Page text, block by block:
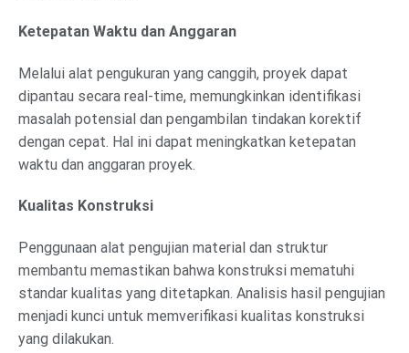
Ketepatan Waktu dan Anggaran
Melalui alat pengukuran yang canggih, proyek dapat
dipantau secara real-time, memungkinkan identifikasi
masalah potensial dan pengambilan tindakan korektif
dengan cepat. Hal ini dapat meningkatkan ketepatan
waktu dan anggaran proyek.
Kualitas Konstruksi
Penggunaan alat pengujian material dan struktur
membantu memastikan bahwa konstruksi mematuhi
standar kualitas yang ditetapkan. Analisis hasil pengujian
menjadi kunci untuk memverifikasi kualitas konstruksi
yang dilakukan.